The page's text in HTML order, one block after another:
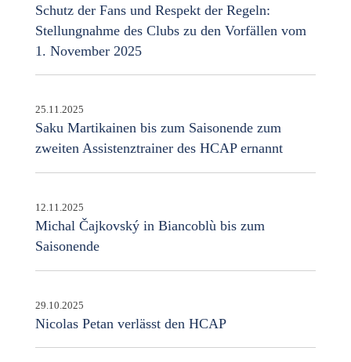
Schutz der Fans und Respekt der Regeln:
Stellungnahme des Clubs zu den Vorfällen vom
1. November 2025
25.11.2025
Saku Martikainen bis zum Saisonende zum
zweiten Assistenztrainer des HCAP ernannt
12.11.2025
Michal Čajkovský in Biancoblù bis zum
Saisonende
29.10.2025
Nicolas Petan verlässt den HCAP